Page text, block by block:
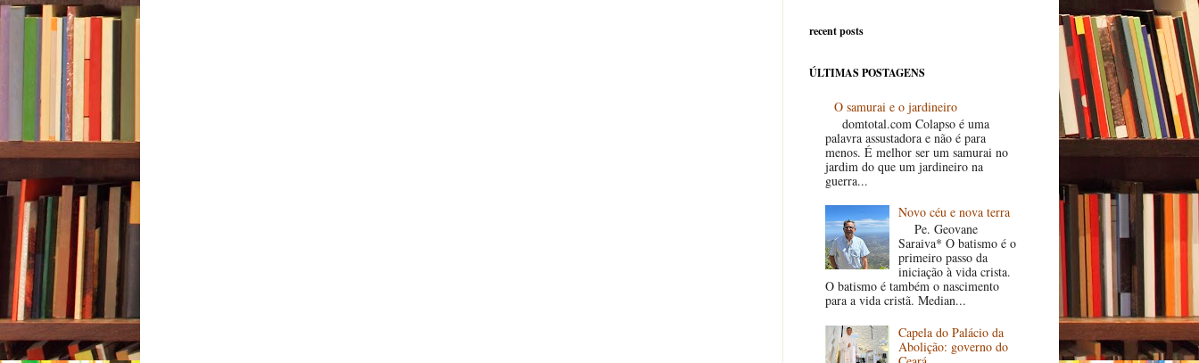
recent posts
ÚLTIMAS POSTAGENS
O samurai e o jardineiro
domtotal.com Colapso é uma
palavra assustadora e não é para
menos. É melhor ser um samurai no
jardim do que um jardineiro na
guerra...
Novo céu e nova terra
Pe. Geovane
Saraiva* O batismo é o
primeiro passo da
iniciação à vida crista.
O batismo é também o nascimento
para a vida cristã. Median...
Capela do Palácio da
Abolição: governo do